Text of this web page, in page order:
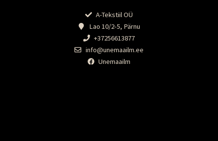
A-Tekstiil OÜ
Lao 10/2-5, Pärnu
+37256613877
info@unemaailm.ee
Unemaailm